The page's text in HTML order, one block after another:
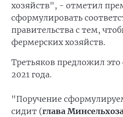
хозяйств", - отметил
сформулировать
правительства с тем,
фермерских хозяйств.
Третьяков предложил это
2021 года.
"Поручение
сидит (глава